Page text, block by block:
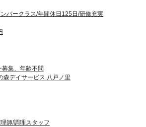
バークラス/年間休日125日/研修充実
集、年齢不問
森デイサービス 八戸ノ里
師/調理スタッフ